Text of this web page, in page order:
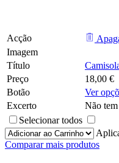
Acção
Imagem
Título
Preço
18,00 €
Botão
Ver
Excerto
Não
Selecionar todos
Comparar mais produtos